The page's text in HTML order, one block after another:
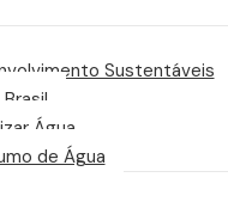
Sustentáveis
Água
de Água